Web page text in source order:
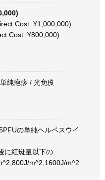
Cost: ¥1,000,000)
Cost: ¥800,000)
純疱疹 / 光免疫
の単純ヘルペスウイ
に紅斑量以下の
m^2,1600J/m^2